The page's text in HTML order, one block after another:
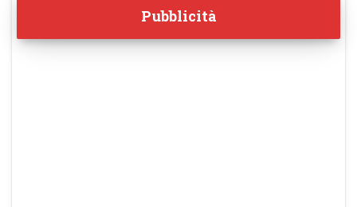
Pubblicità